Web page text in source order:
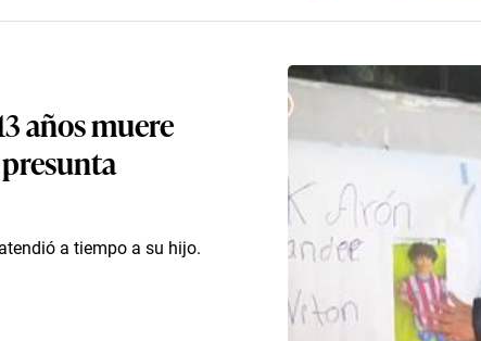
años muere
a tiempo a su hijo.